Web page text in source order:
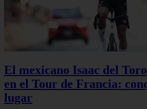
El mexicano Isaac del
en el Tour de Francia:
lugar